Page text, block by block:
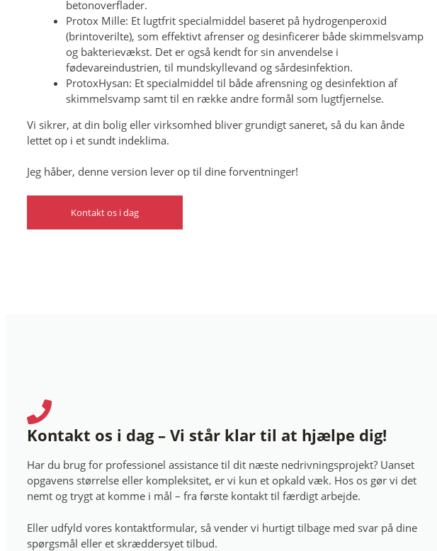
betonoverflader.
Protox Mille: Et lugtfrit specialmiddel baseret på hydrogenperoxid
(brintoverilte), som effektivt afrenser og desinficerer både skimmelsvamp
og bakterievækst. Det er også kendt for sin anvendelse i
fødevareindustrien, til mundskyllevand og sårdesinfektion.
ProtoxHysan: Et specialmiddel til både afrensning og desinfektion af
skimmelsvamp samt til en række andre formål som lugtfjernelse.
Vi sikrer, at din bolig eller virksomhed bliver grundigt saneret, så du kan ånde
lettet op i et sundt indeklima.
Jeg håber, denne version lever op til dine forventninger!
Kontakt os i dag
Kontakt os i dag – Vi står klar til at hjælpe dig!
Har du brug for professionel assistance til dit næste nedrivningsprojekt? Uanset
opgavens størrelse eller kompleksitet, er vi kun et opkald væk. Hos os gør vi det
nemt og trygt at komme i mål – fra første kontakt til færdigt arbejde.
Eller udfyld vores kontaktformular, så vender vi hurtigt tilbage med svar på dine
spørgsmål eller et skræddersyet tilbud.